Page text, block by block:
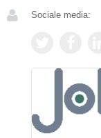
Sociale media: